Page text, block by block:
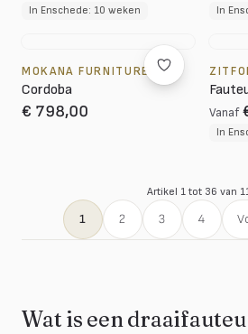
In Enschede: 10 weken In
MOKANA FURNITURE
Cordoba
€ 798,00 Vanaf
In
Artikel 1 tot 36 van
1 2 3 4
Wat is een